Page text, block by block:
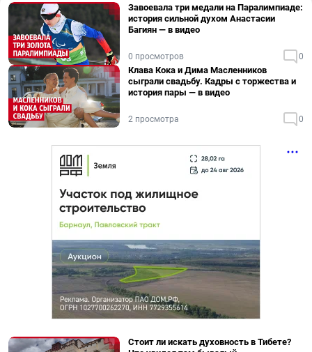
Завоевала три медали на Паралимпиаде:
история сильной духом Анастасии
Багиян — в видео
0 просмотров 0
Клава Кока и Дима Масленников
сыграли свадьбу. Кадры с торжества и
история пары — в видео
2 просмотра 0
Стоит ли искать духовность в Тибете?